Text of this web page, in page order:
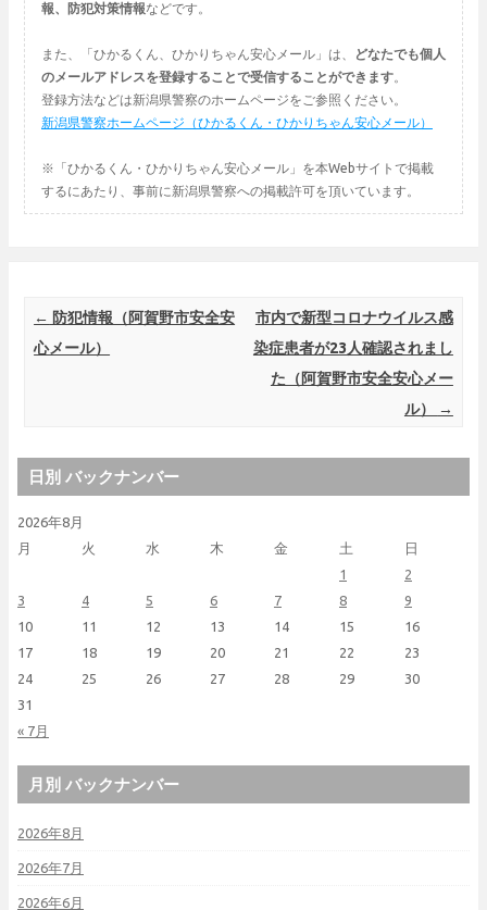
報、防犯対策情報などです。
また、「ひかるくん、ひかりちゃん安心メール」は、
どなたでも個人
のメールアドレスを登録することで受信することができます。
登録方法などは新潟県警察のホームページをご参照ください。
新潟県警察ホームページ（ひかるくん・ひかりちゃん安心メール）
※「ひかるくん・ひかりちゃん安心メール」を本Webサイトで掲載
するにあたり、事前に新潟県警察への掲載許可を頂いています。
Post navigation
← 防犯情報（阿賀野市安全安
心メール）
市内で新型コロナウイルス感
染症患者が23人確認されまし
た（阿賀野市安全安心メー
ル）
→
日別 バックナンバー
2026年8月
月
火 水 木 金 土 日
« 7月
1
2
3
4 5 6 7 8
9
10
11 12 13 14 15
16
17
18 19 20 21 22
23
24
25 26 27 28 29
30
31
月別 バックナンバー
2026年8月
2026年7月
2026年6月